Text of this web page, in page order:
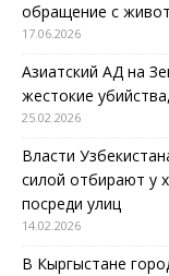
обращение с
17.06.2026
Азиатский АД на
жестокие
25.02.2026
Власти
силой отбирают у
посреди улиц
14.02.2026
В Кыргыстане